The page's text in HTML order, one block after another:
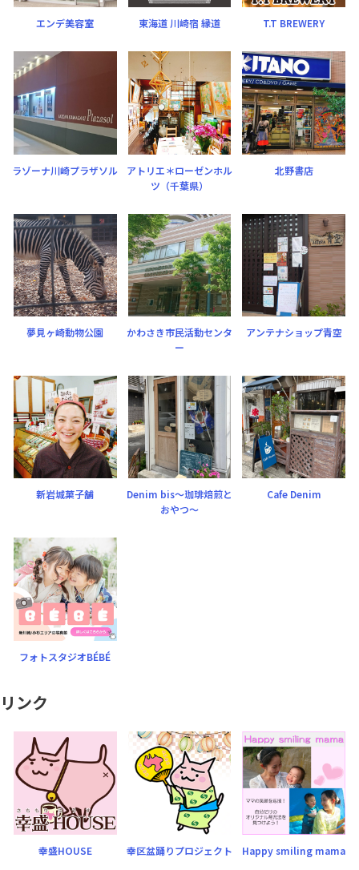
エンデ美容室 東海道 川崎宿 縁道 T.T BREWERY
ラゾーナ川崎プラザソル
アトリエ＊ローゼンホル
ツ（千葉県）
北野書店
夢見ヶ崎動物公園
かわさき市民活動センタ
ー
アンテナショップ青空
新岩城菓子舗
Denim bis〜珈琲焙煎と
おやつ〜
Cafe Denim
フォトスタジオBÉBÉ
リンク
幸盛HOUSE 幸区盆踊りプロジェクト Happy smiling mama